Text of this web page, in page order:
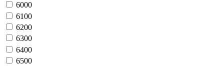
6000
6100
6200
6300
6400
6500